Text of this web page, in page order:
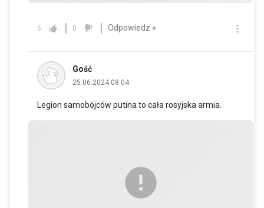
6 0 Odpowiedz »
Gość
25.06.2024 08:04
Legion samobójców putina to cała rosyjska armia.